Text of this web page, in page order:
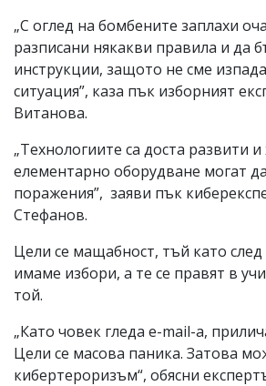
„С оглед на бомбените заплахи
разписани някакви правила и да
инструкции, защото не сме
ситуация”, каза пък изборният
Витанова.
„Технологиите са доста развити и
елементарно оборудване могат
поражения”, заяви пък
Стефанов.
Цели се мащабност, тъй като
имаме избори, а те се правят в
той.
„Като човек гледа e-mail-а,
Цели се масова паника. Затова
кибертероризъм“, обясни